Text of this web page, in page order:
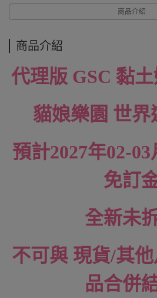
商品介紹
商品介紹
代理版 GSC 黏
貓娘樂園 世界
預計2027年02-
免訂
全新未
不可與 現貨/其
品合併